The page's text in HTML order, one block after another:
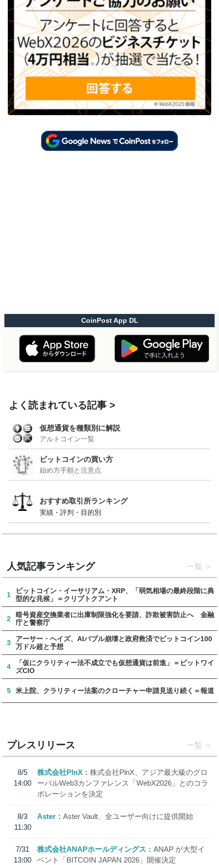
CoinPost App DL
よく読まれている記事
仮想通貨を種類別に解説
アルトコイン一覧
ビットコインの買い方
始め方手順と注意点
おすすめ取引所ランキング
実績・評判・目的別
人気記事ランキング 一覧
1
ビットコイン・イーサリアム・XRP、「弱気相場の最終段階に典
型的な兆候」＝クリプトクアント
2
暗号資産交換業者に出庫制限強化を要請、詐欺被害防止へ 金融
庁と警察庁
3
アーサー・ヘイズ、AIバブル崩壊と政府救済でビットコイン100
万ドル超と予想
4
「仮にクラリティー法不成立でも仮想通貨は前進」＝ビットワイ
ズCIO
5 米上院、クラリティー法案のクローチャー申請見送り続く＝報道
プレスリリース 一覧
8/5
14:00
株式会社PlnX
株式会社PlnX、アジア最大級のグロ
ーバルWeb3カンファレンス「WebX2026」とのコラ
ボレーションを決定
8/3
11:30
Aster Aster Vault、全ユーザー向けに提供開始
7/31
13:00
株式会社ANAPホールディングス
ANAP が大型イ
ベント「BITCOIN JAPAN 2026」開催決定